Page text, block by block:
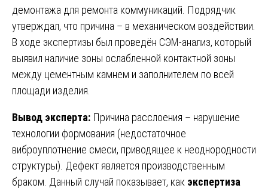
демонтажа для ремонта коммуникаций. Подрядчик
утверждал, что причина – в механическом воздействии.
В ходе экспертизы был проведён СЭМ-анализ, который
выявил наличие зоны ослабленной контактной зоны
между цементным камнем и заполнителем по всей
площади изделия.
Вывод эксперта: Причина расслоения – нарушение
технологии формования (недостаточное
виброуплотнение смеси, приводящее к неоднородности
структуры). Дефект является производственным
браком. Данный случай показывает, как экспертиза